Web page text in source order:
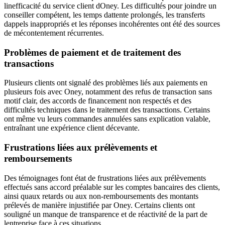
linefficacité du service client dOney. Les difficultés pour joindre un
conseiller compétent, les temps dattente prolongés, les transferts
dappels inappropriés et les réponses incohérentes ont été des sources
de mécontentement récurrentes.
Problèmes de paiement et de traitement des
transactions
Plusieurs clients ont signalé des problèmes liés aux paiements en
plusieurs fois avec Oney, notamment des refus de transaction sans
motif clair, des accords de financement non respectés et des
difficultés techniques dans le traitement des transactions. Certains
ont même vu leurs commandes annulées sans explication valable,
entraînant une expérience client décevante.
Frustrations liées aux prélèvements et
remboursements
Des témoignages font état de frustrations liées aux prélèvements
effectués sans accord préalable sur les comptes bancaires des clients,
ainsi quaux retards ou aux non-remboursements des montants
prélevés de manière injustifiée par Oney. Certains clients ont
souligné un manque de transparence et de réactivité de la part de
lentreprise face à ces situations.